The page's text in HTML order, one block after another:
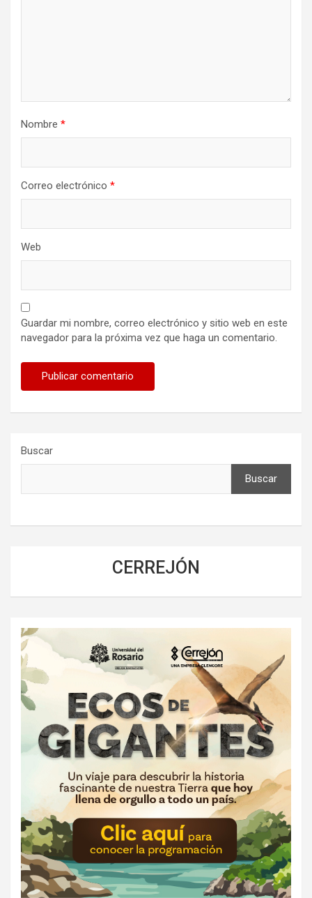
Nombre *
Correo electrónico *
Web
Guardar mi nombre, correo electrónico y sitio web en este
navegador para la próxima vez que haga un comentario.
Buscar
Buscar
CERREJÓN